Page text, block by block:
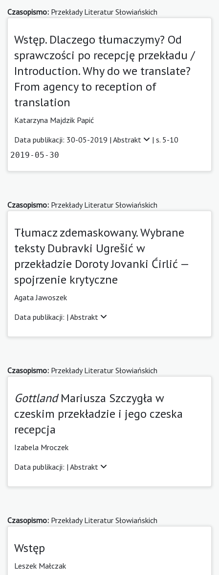
Czasopismo: Przekłady Literatur Słowiańskich
Wstęp. Dlaczego tłumaczymy? Od
sprawczości po recepcję przekładu /
Introduction. Why do we translate?
From agency to reception of
translation
Katarzyna Majdzik Papić
Data publikacji: 30-05-2019 | Abstrakt | s. 5-10
2019-05-30
Czasopismo: Przekłady Literatur Słowiańskich
Tłumacz zdemaskowany. Wybrane
teksty Dubravki Ugrešić w
przekładzie Doroty Jovanki Ćirlić —
spojrzenie krytyczne
Agata Jawoszek
Data publikacji: | Abstrakt
Czasopismo: Przekłady Literatur Słowiańskich
GottlandMariusza Szczygła w
czeskim przekładzie i jego czeska
recepcja
Izabela Mroczek
Data publikacji: | Abstrakt
Czasopismo: Przekłady Literatur Słowiańskich
Wstęp
Leszek Małczak